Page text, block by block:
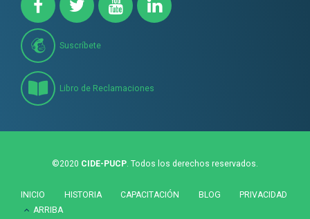
Suscríbete
Libro de Reclamaciones
©2020 CIDE-PUCP. Todos los derechos reservados.
INICIO HISTORIA CAPACITACIÓN BLOG
PRIVACIDAD
ARRIBA